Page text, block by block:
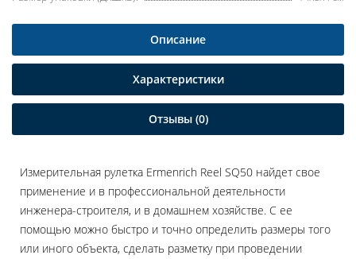
Описание
Характеристики
Отзывы (0)
Измерительная рулетка Ermenrich Reel SQ50 найдет свое
применение и в профессиональной деятельности
инженера-строителя, и в домашнем хозяйстве. С ее
помощью можно быстро и точно определить размеры того
или иного объекта, сделать разметку при проведении